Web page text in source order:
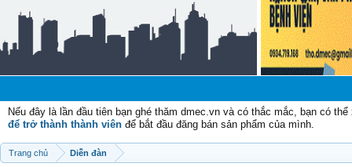
Nếu đây là lần đầu tiên bạn ghé thăm dmec.vn và có thắc mắc, bạn có
để trở thành thành viên để bắt đầu đăng bán sản phẩm của mình.
Trang chủ Diễn đàn